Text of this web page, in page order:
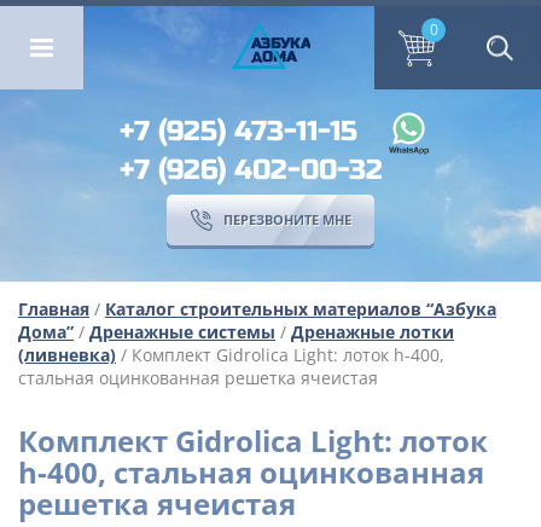
ОМА ПЕРЕЗВОНИТЕ МНЕ
ОМА
АЗБУКА
0
+7 (925) 473-11-15
+7 (926) 402-00-32
ПЕРЕЗВОНИТЕ МНЕ
Главная / Каталог строительных материалов “Азбука
Дома” / Дренажные системы / Дренажные лотки
(ливневка) / Комплект Gidrolica Light: лоток h-400,
cтальная оцинкованная решетка ячеистая
Комплект Gidrolica Light: лоток
h-400, cтальная оцинкованная
решетка ячеистая